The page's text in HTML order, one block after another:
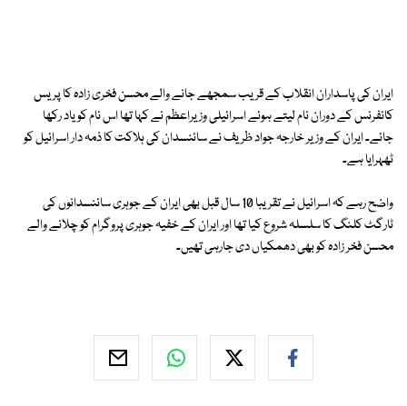
ایران کی پاسداران انقلاب کے قریب سمجھے جانے والے محسن فخری زادہ کا پریس
کانفرنس کے دوران نام لیتے ہوئے اسرائیلی وزیراعظم نے کہا تھا اس نام کو یاد رکھا
جائے۔ ایران کے وزیر خارجہ جواد ظریف نے سائنسدان کی ہلاکت کا ذمہ دار اسرائیل کو
ٹھہرایا ہے۔
واضح رہے کہ اسرائیل نے تقریبا 10 سال قبل بھی ایران کے جوہری سائنسدانوں کی
ٹارگٹ کلنگ کا سلسلہ شروع کیا تھا اور ایران کے خفیہ جوہری پروگرام کو چلانے والے
محسن فخر زادہ کو بھی دھمکیاں دی جارہی تھیں۔